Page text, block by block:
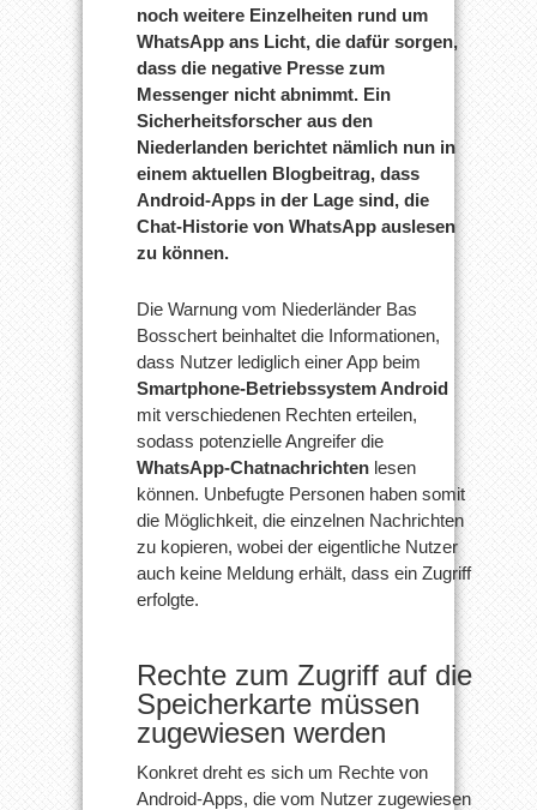
noch weitere Einzelheiten rund um
WhatsApp ans Licht, die dafür sorgen,
dass die negative Presse zum
Messenger nicht abnimmt. Ein
Sicherheitsforscher aus den
Niederlanden berichtet nämlich nun in
einem aktuellen Blogbeitrag, dass
Android-Apps in der Lage sind, die
Chat-Historie von WhatsApp auslesen
zu können.
Die Warnung vom Niederländer Bas
Bosschert beinhaltet die Informationen,
dass Nutzer lediglich einer App beim
Smartphone-Betriebssystem Android
mit verschiedenen Rechten erteilen,
sodass potenzielle Angreifer die
WhatsApp-Chatnachrichten lesen
können. Unbefugte Personen haben somit
die Möglichkeit, die einzelnen Nachrichten
zu kopieren, wobei der eigentliche Nutzer
auch keine Meldung erhält, dass ein Zugriff
erfolgte.
Rechte zum Zugriff auf die
Speicherkarte müssen
zugewiesen werden
Konkret dreht es sich um Rechte von
Android-Apps, die vom Nutzer zugewiesen